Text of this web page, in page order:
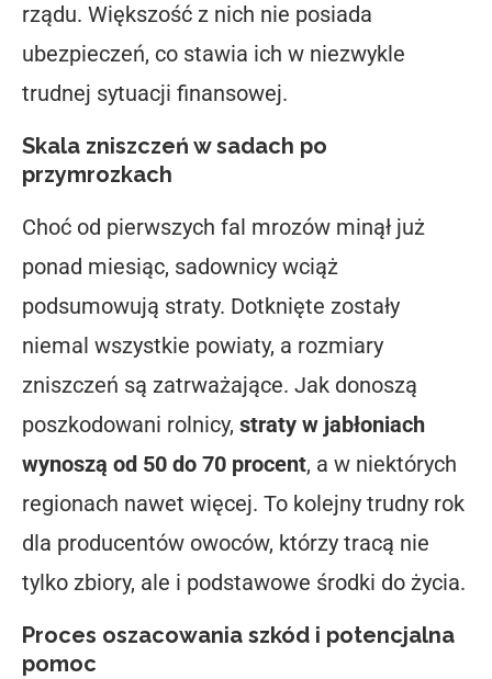
rządu. Większość z nich nie posiada
ubezpieczeń, co stawia ich w niezwykle
trudnej sytuacji finansowej.
Skala zniszczeń w sadach po
przymrozkach
Choć od pierwszych fal mrozów minął już
ponad miesiąc, sadownicy wciąż
podsumowują straty. Dotknięte zostały
niemal wszystkie powiaty, a rozmiary
zniszczeń są zatrważające. Jak donoszą
poszkodowani rolnicy, straty w jabłoniach
wynoszą od 50 do 70 procent, a w niektórych
regionach nawet więcej. To kolejny trudny rok
dla producentów owoców, którzy tracą nie
tylko zbiory, ale i podstawowe środki do życia.
Proces oszacowania szkód i potencjalna
pomoc